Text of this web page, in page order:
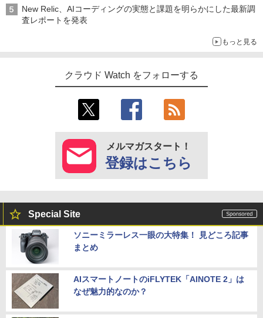
New Relic、AIコーディングの実態と課題を明らかにした最新調
査レポートを発表
もっと見る
クラウド Watch をフォローする
メルマガスタート！
登録はこちら
Special Site
ソニーミラーレス一眼の大特集！ 見どころ記事
まとめ
AIスマートノートのiFLYTEK「AINOTE 2」は
なぜ魅力的なのか？